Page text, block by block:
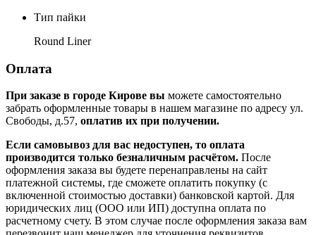
Тип пайки
Round Liner
Оплата
При заказе в городе Кирове вы можете самостоятельно
забрать оформленные товары в нашем магазине по адресу ул.
Свободы, д.57, оплатив их при получении.
Если самовывоз для вас недоступен, то оплата
производится только безналичным расчётом. После
оформления заказа вы будете перенаправлены на сайт
платежной системы, где сможете оплатить покупку (с
включенной стоимостью доставки) банковской картой. Для
юридических лиц (ООО или ИП) доступна оплата по
расчетному счету. В этом случае после оформления заказа вам